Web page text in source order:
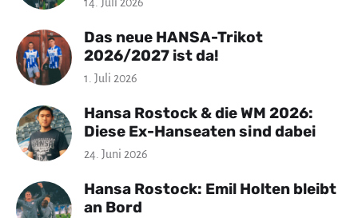
Das neue HANSA-Trikot
2026/2027 ist da!
1. Juli 2026
Hansa Rostock & die WM 2026:
Diese Ex-Hanseaten sind dabei
24. Juni 2026
Hansa Rostock: Emil Holten bleibt
an Bord